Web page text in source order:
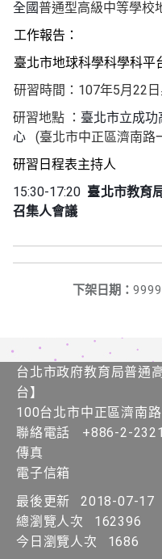
全國普通型高級中等學校
工作報告：
臺北市地球科學科學科平
研習時間： 107年5月 22
研習地點 ： 臺北市立成
心 (臺北市中正區濟南路
研習日程表主持人
15:30-17:20 臺北市教育
召集人會議
下架日期：
台北市政府教育局普通
台】
100台北市中正區濟南
聯絡電話
+886-2-
傳真
電子信箱
最後更新
2018-07-17
總瀏覽人次
162396
今日瀏覽人次
1686